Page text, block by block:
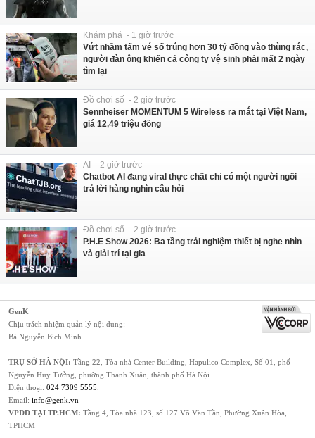
Khám phá - 1 giờ trước
Vứt nhầm tấm vé số trúng hơn 30 tỷ đồng vào thùng rác,
người đàn ông khiến cả công ty vệ sinh phải mất 2 ngày
tìm lại
Đồ chơi số - 2 giờ trước
Sennheiser MOMENTUM 5 Wireless ra mắt tại Việt Nam,
giá 12,49 triệu đồng
AI - 2 giờ trước
Chatbot AI đang viral thực chất chỉ có một người ngồi
trả lời hàng nghìn câu hỏi
Đồ chơi số - 2 giờ trước
P.H.E Show 2026: Ba tầng trải nghiệm thiết bị nghe nhìn
và giải trí tại gia
GenK
Chịu trách nhiệm quản lý nội dung:
Bà Nguyễn Bích Minh
TRỤ SỞ HÀ NỘI: Tầng 22, Tòa nhà Center Building, Hapulico Complex, Số 01, phố
Nguyễn Huy Tưởng, phường Thanh Xuân, thành phố Hà Nội
Điện thoại: 024 7309 5555
Email: info@genk.vn
VPĐD TẠI TP.HCM: Tầng 4, Tòa nhà 123, số 127 Võ Văn Tần, Phường Xuân Hòa,
TPHCM